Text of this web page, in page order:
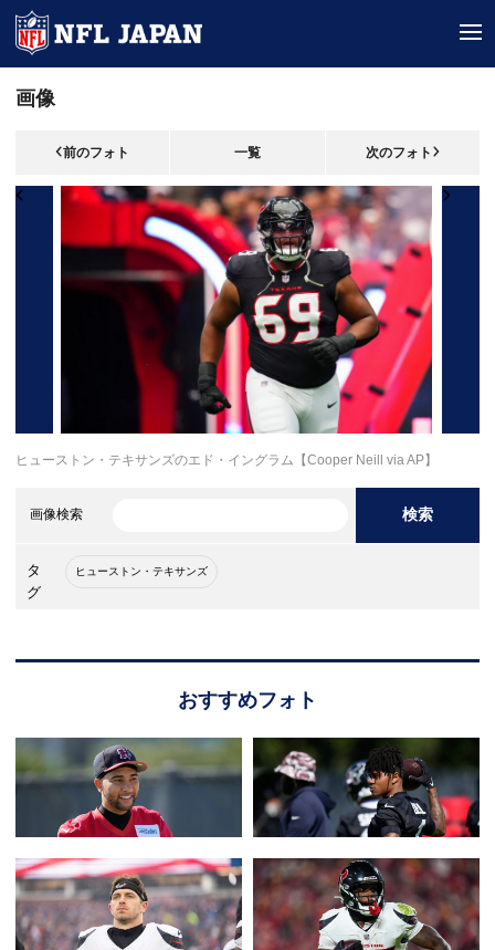
画像
前のフォト 一覧 次のフォト
ヒューストン・テキサンズのエド・イングラム【Cooper Neill via AP】
画像検索 検索
タ
グ
ヒューストン・テキサンズ
おすすめフォト